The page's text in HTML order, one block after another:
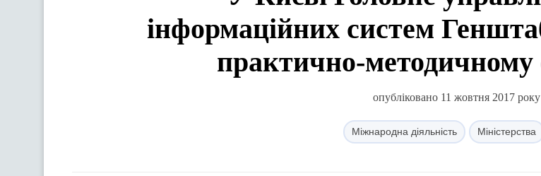
інформаційних систем
практично-
опубліковано 11 жовтня 2017
Міжнародна діяльність Міністерства